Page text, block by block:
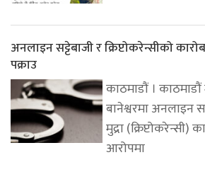
अनलाइन सट्टेबाजी र क्रिप्टोकरेन्सीको
पक्राउ
काठमाडौं ।
बानेश्वरमा अनलाइन
मुद्रा (क्रिप्टोकरेन्सी)
आरोपमा